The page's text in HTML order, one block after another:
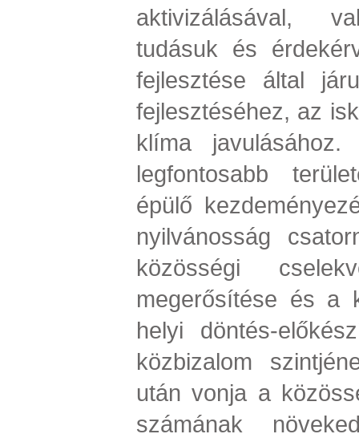
aktivizálásával,
tudásuk és
fejlesztése által
fejlesztéséhez, az
klíma javulásához.
legfontosabb
épülő
nyilvánosság
közösségi
megerősítése és a
helyi döntés-
közbizalom
után vonja a
számának